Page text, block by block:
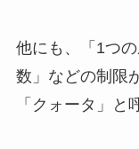
他にも、「1つ
数」などの制限
「クォータ」と